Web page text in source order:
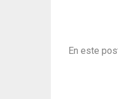
En este